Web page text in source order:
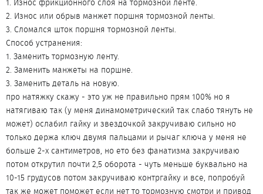
1. Износ фрикционного слоя на тормозной ленте.
2. Износ или обрыв манжет поршня тормозной ленты.
3. Сломался шток поршня тормозной ленты.
Способ устранения:
1. Заменить тормозную ленту.
2. Заменить манжеты на поршне.
3. Заменить деталь на новую.
про натяжку скажу - это уж не правильно прям 100% но я
натягиваю так (у меня динамометрический так слабо тянуть не
может) ослабил гайку и звездочкой закручиваю сильно но
только держа ключ двумя пальцами и рычаг ключа у меня не
больше 2-х сантиметров, но ето без фанатизма закручиваю
потом открутил почти 2,5 оборота - чуть меньше буквально на
10-15 грудусов потом закручиваю контргайку и все, попробуй
так же может поможет если нет то тормозную смотри и привод